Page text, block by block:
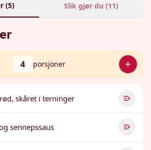
(5) Slik gjør du (11)
4 porsjoner
skåret i terninger
sennepssaus